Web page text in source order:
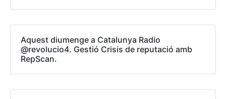
Aquest diumenge a Catalunya Radio
@revolucio4. Gestió Crisis de reputació amb
RepScan.